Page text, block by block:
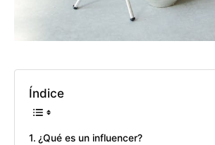
Índice
¿Qué es un influencer?